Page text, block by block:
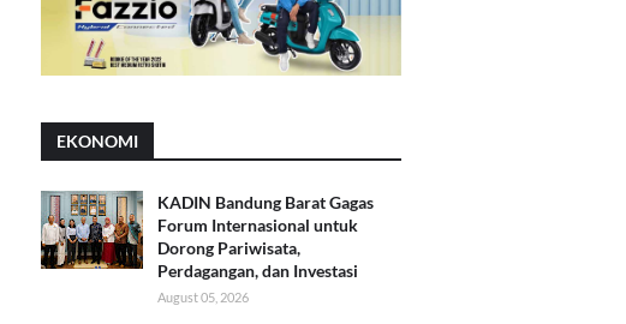
EKONOMI
KADIN Bandung Barat Gagas
Forum Internasional untuk
Dorong Pariwisata,
Perdagangan, dan Investasi
August 05, 2026